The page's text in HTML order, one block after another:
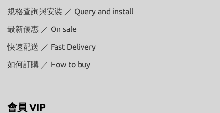
規格查詢與安裝 ／ Query and install
最新優惠 ／ On sale
快速配送 ／ Fast Delivery
如何訂購 ／ How to buy
會員 VIP